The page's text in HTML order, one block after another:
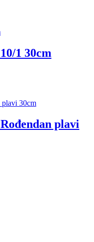
1 30cm
plavi